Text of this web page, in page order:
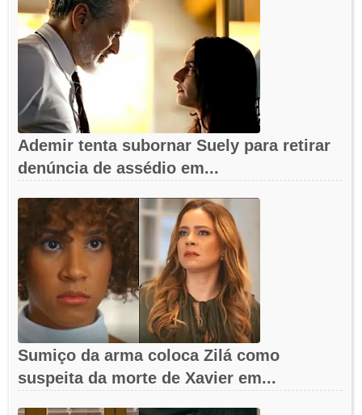
Ademir tenta subornar Suely para retirar
denúncia de assédio em...
Sumiço da arma coloca Zilá como
suspeita da morte de Xavier em...